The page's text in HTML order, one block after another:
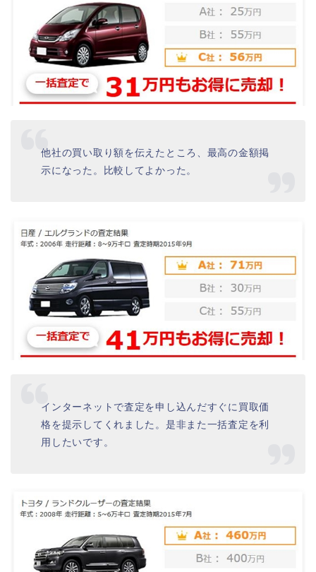
他社の買い取り額を伝えたところ、最高の金額掲
示になった。比較してよかった。
インターネットで査定を申し込んだすぐに買取価
格を提示してくれました。是非また一括査定を利
用したいです。